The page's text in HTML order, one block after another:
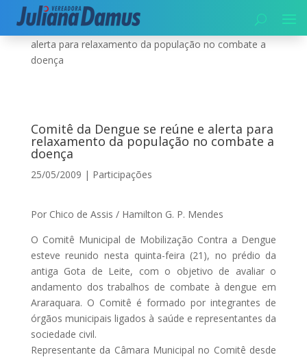
Início|Participações|Comitê da Dengue se reúne e
alerta para relaxamento da população no combate a
doença
Comitê da Dengue se reúne e alerta para
relaxamento da população no combate a
doença
25/05/2009 | Participações
Por Chico de Assis / Hamilton G. P. Mendes
O Comitê Municipal de Mobilização Contra a Dengue
esteve reunido nesta quinta-feira (21), no prédio da
antiga Gota de Leite, com o objetivo de avaliar o
andamento dos trabalhos de combate à dengue em
Araraquara. O Comitê é formado por integrantes de
órgãos municipais ligados à saúde e representantes da
sociedade civil.
Representante da Câmara Municipal no Comitê desde